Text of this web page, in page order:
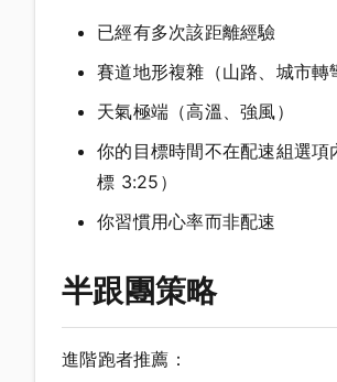
已經有多次該距離經驗
賽道地形複雜（山路、城市轉
天氣極端（高溫、強風）
你的目標時間不在配速組選項
標 3:25）
你習慣用心率而非配速
半跟團策略
進階跑者推薦：